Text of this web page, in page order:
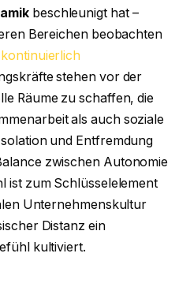
beschleunigt hat –
Bereichen beobachten
stehen vor der
Räume zu schaffen, die
als auch soziale
und Entfremdung
zwischen Autonomie
ist zum Schlüsselelement
Unternehmenskultur
Distanz ein
kultiviert.